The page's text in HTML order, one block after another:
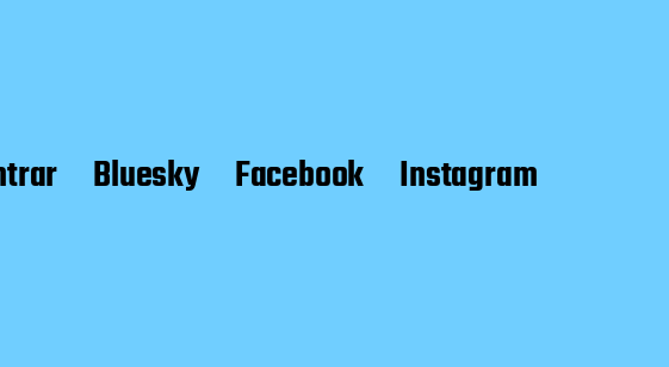
Bluesky Facebook
Instagram